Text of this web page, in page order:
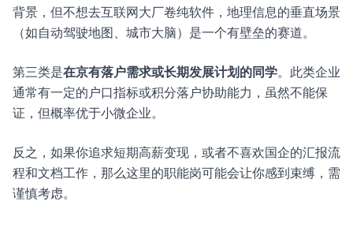
背景，但不想去互联网大厂卷纯软件，地理信息的垂直场景
（如自动驾驶地图、城市大脑）是一个有壁垒的赛道。
第三类是在京有落户需求或长期发展计划的同学。此类企业
通常有一定的户口指标或积分落户协助能力，虽然不能保
证，但概率优于小微企业。
反之，如果你追求短期高薪变现，或者不喜欢国企的汇报流
程和文档工作，那么这里的职能岗可能会让你感到束缚，需
谨慎考虑。